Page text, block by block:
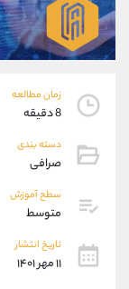
زمان مطالعه
8 دقیقه
دسته بندی
صرافی
سطح آموزش
متوسط
تاریخ انتشار
۱۱ مهر ۱۴۰۱
واتساپ
تلگرام
پشتیبان فروش
موبایل
اطلاعات تماس